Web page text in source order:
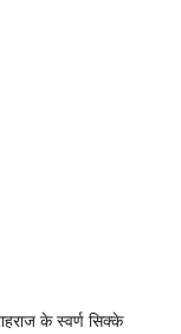
के स्वर्ण सिक्के